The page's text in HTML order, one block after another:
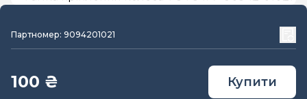
Партномер: 9094201021
100 ₴ Купити